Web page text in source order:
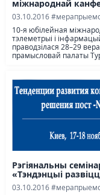
міжнароднай
03.10.2016
10-я юбілейная
тэлеметрыі і
праводзілася 28–29
прамысловай палаты
Рэгіянальны
«Тэндэнцыі
03.10.2016